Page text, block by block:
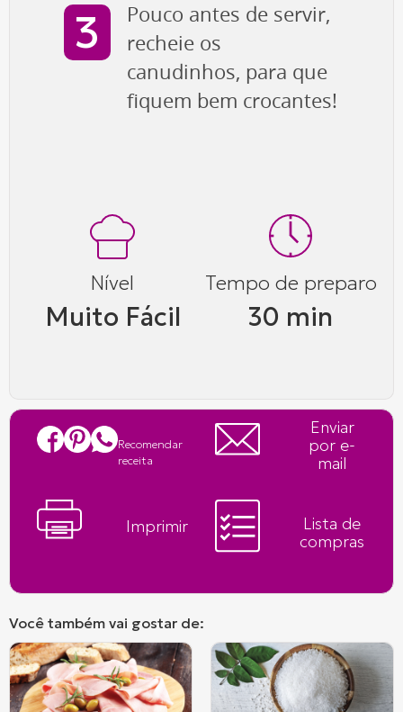
Pouco antes de servir,
recheie os
canudinhos, para que
fiquem bem crocantes!
Nível
Muito Fácil
Tempo de preparo
30 min
Recomendar
receita
Enviar
por e-
mail
Imprimir
Lista de
compras
Você também vai gostar de: